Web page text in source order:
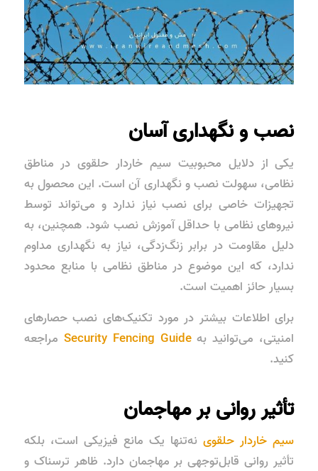
نصب و نگهداری آسان
یکی از دلایل محبوبیت سیم خاردار حلقوی در مناطق
نظامی، سهولت نصب و نگهداریآن است. این محصول به
تجهیزات خاصی برای نصب نیاز ندارد و می‌تواند توسط
نیروهای نظامی با حداقل آموزش نصب شود. همچنین، به
دلیل مقاومت در برابر زنگ‌زدگی، نیاز به نگهداری مداوم
ندارد، که این موضوع در مناطق نظامی با منابع محدود
بسیار حائز اهمیت است.
برای اطلاعات بیشتر در مورد تکنیک‌های نصب حصارهای
امنیتی، می‌توانید بهSecurity Fencing Guide مراجعه
کنید.
تأثیر روانی بر مهاجمان
سیم خاردار حلقوینه‌تنها یک مانع فیزیکی است، بلکه
تأثیر روانی قابل‌توجهی بر مهاجمان دارد. ظاهر ترسناک و